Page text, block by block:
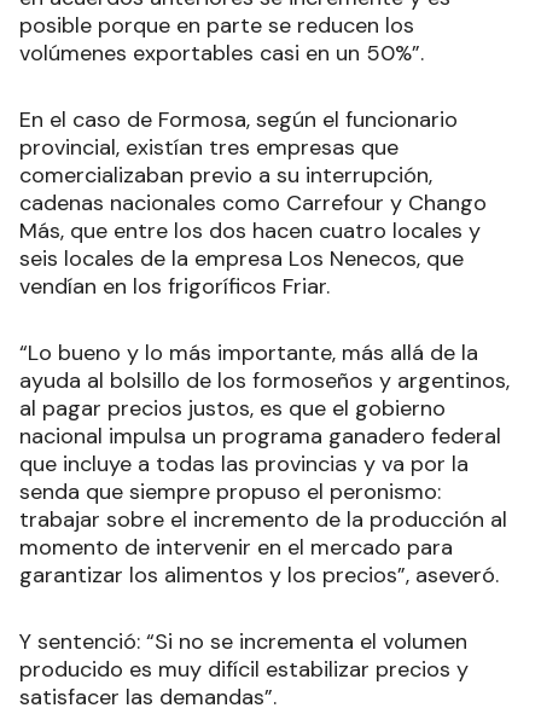
posible porque en parte se reducen los
volúmenes exportables casi en un 50%”.
En el caso de Formosa, según el funcionario
provincial, existían tres empresas que
comercializaban previo a su interrupción,
cadenas nacionales como Carrefour y Chango
Más, que entre los dos hacen cuatro locales y
seis locales de la empresa Los Nenecos, que
vendían en los frigoríficos Friar.
“Lo bueno y lo más importante, más allá de la
ayuda al bolsillo de los formoseños y argentinos,
al pagar precios justos, es que el gobierno
nacional impulsa un programa ganadero federal
que incluye a todas las provincias y va por la
senda que siempre propuso el peronismo:
trabajar sobre el incremento de la producción al
momento de intervenir en el mercado para
garantizar los alimentos y los precios”, aseveró.
Y sentenció: “Si no se incrementa el volumen
producido es muy difícil estabilizar precios y
satisfacer las demandas”.